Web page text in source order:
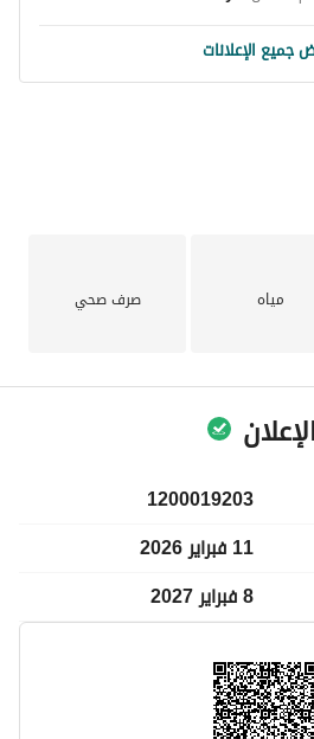
لمزيد من المعلومات أو لتحديد موعد لزيارة. هذه هي فرصتك
جميع الإعلانات
مياه صرف صحي
1200019203
11 فبراير 2026
8 فبراير 2027